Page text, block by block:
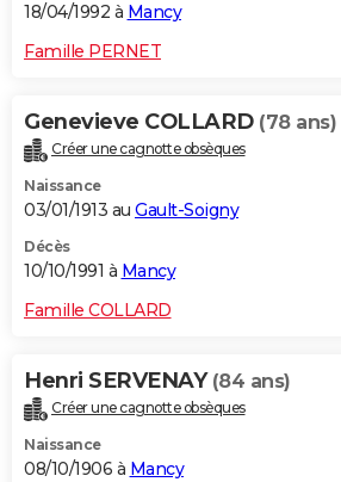
18/04/1992 à Mancy
Famille PERNET
Genevieve COLLARD (78 ans)
Créer une cagnotte obsèques
Naissance
03/01/1913 au Gault-Soigny
Décès
10/10/1991 à Mancy
Famille COLLARD
Henri SERVENAY (84 ans)
Créer une cagnotte obsèques
Naissance
08/10/1906 à Mancy